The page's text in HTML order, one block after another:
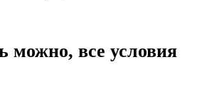
можно, все условия